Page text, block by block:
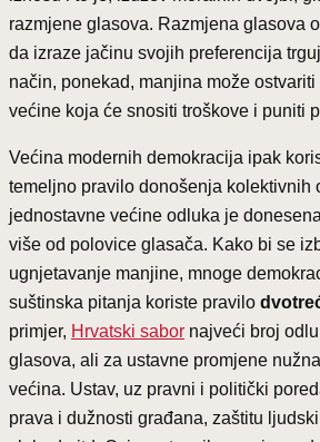
razmjene glasova. Razmjena glasova
da izraze jačinu svojih preferencija
način, ponekad, manjina može
većine koja će snositi troškove i puniti
Većina modernih demokracija ipak
temeljno pravilo donošenja kolektivnih
jednostavne većine odluka je
više od polovice glasača. Kako bi se
ugnjetavanje manjine, mnoge
suštinska pitanja koriste pravilo
primjer, Hrvatski sabor najveći broj
glasova, ali za ustavne promjene
većina. Ustav, uz pravni i politički
prava i dužnosti građana, zaštitu